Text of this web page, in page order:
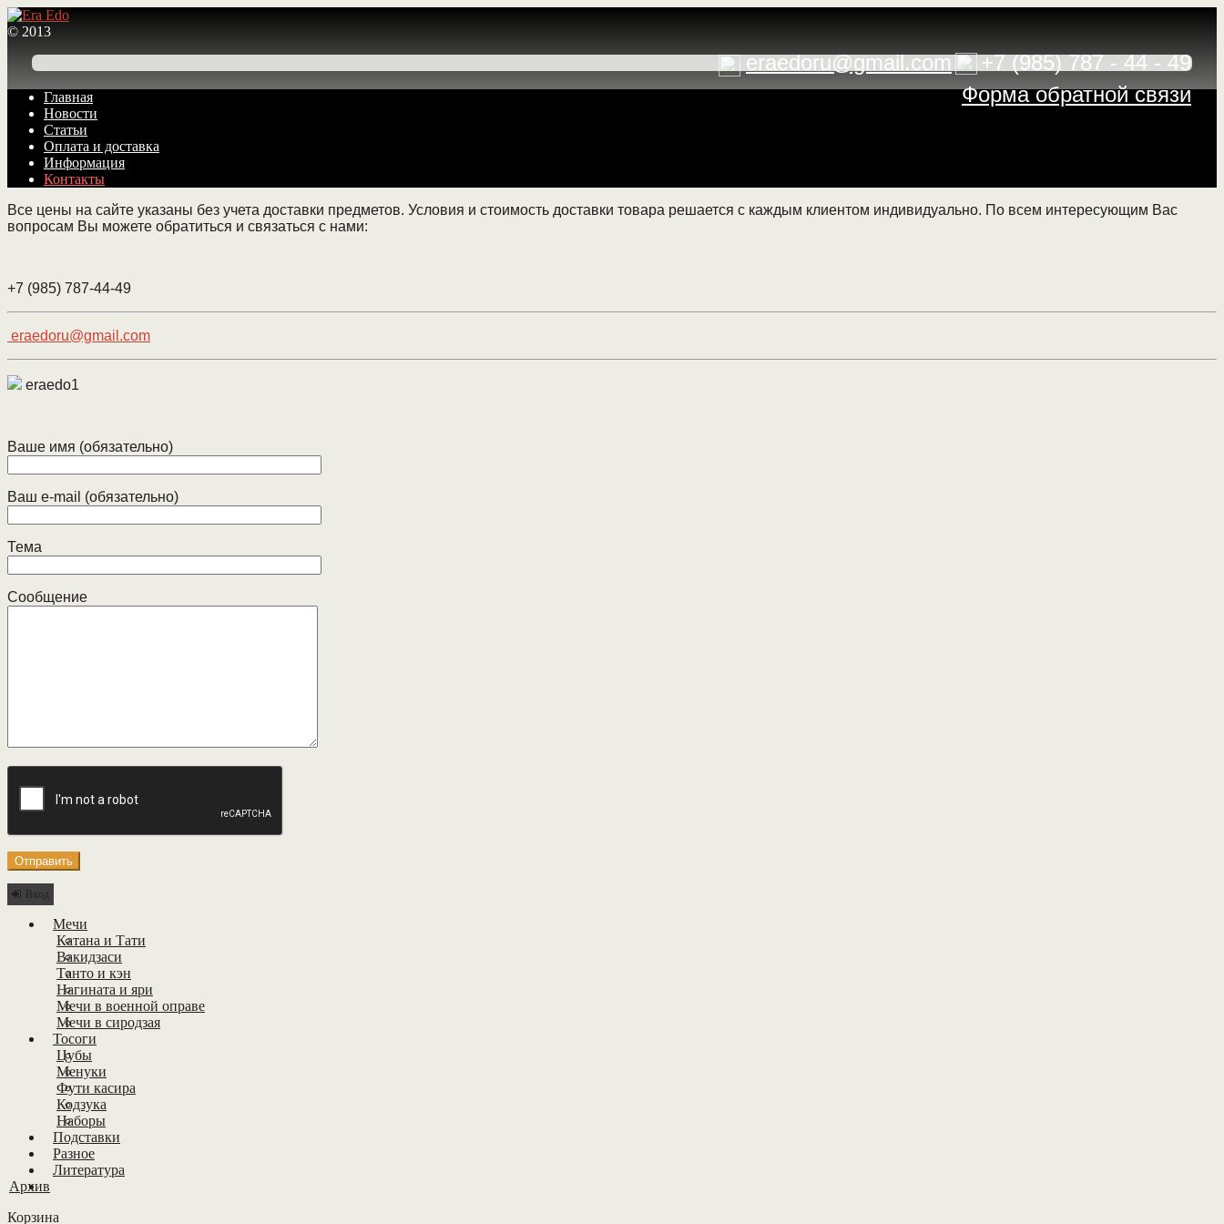
+7 (985) 787 - 44 - 49
eraedoru@gmail.com
Форма обратной связи
© 2013
Перейти
навигации
Перейти
содержимому
Главная
Новости
Статьи
Оплата и доставка
Информация
Контакты
Все цены на сайте указаны без учета доставки предметов. Условия и стоимость доставки товара решается с каждым клиентом индивидуально. По всем интересующим Вас
вопросам Вы можете обратиться и связаться с нами:
+7 (985) 787-44-49
eraedoru@gmail.com
eraedo1
Ваше имя (обязательно)
Ваш e-mail (обязательно)
Тема
Сообщение
Вход
Мечи
Катана и Тати
Вакидзаси
Танто и кэн
Нагината и яри
Мечи в военной оправе
Мечи в сиродзая
Тосоги
Цубы
Менуки
Фути касира
Кодзука
Наборы
Подставки
Разное
Литература
Архив
Корзина